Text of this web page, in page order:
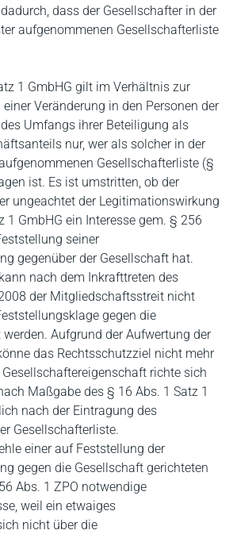
dass der Gesellschafter in der
aufgenommenen Gesellschafterliste
1 GmbHG gilt im Verhältnis zur
Veränderung in den Personen der
Umfangs ihrer Beteiligung als
nur, wer als solcher in der
Gesellschafterliste (§
ist. Es ist umstritten, ob der
ungeachtet der Legitimationswirkung
1 GmbHG ein Interesse gem. § 256
seiner
gegenüber der Gesellschaft hat.
nach dem Inkrafttreten des
der Mitgliedschaftsstreit nicht
gegen die
Aufgrund der Aufwertung der
das Rechtsschutzziel nicht mehr
richte sich
Maßgabe des § 16 Abs. 1 Satz 1
nach der Eintragung des
Gesellschafterliste.
einer auf Feststellung der
gegen die Gesellschaft gerichteten
Abs. 1 ZPO notwendige
weil ein etwaiges
nicht über die